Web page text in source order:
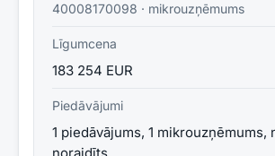
40008170098 · mikrouzņēmums
Līgumcena
183 254 EUR
Piedāvājumi
1 piedāvājums, 1 mikrouzņēmums,